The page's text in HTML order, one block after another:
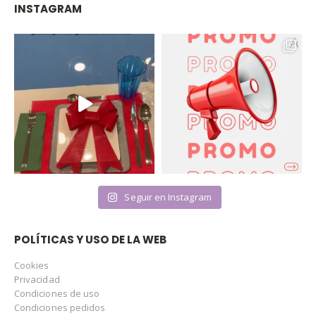
INSTAGRAM
Seguir en Instagram
POLÍTICAS Y USO DE LA WEB
Cookies
Privacidad
Condiciones de uso
Condiciones pedidos